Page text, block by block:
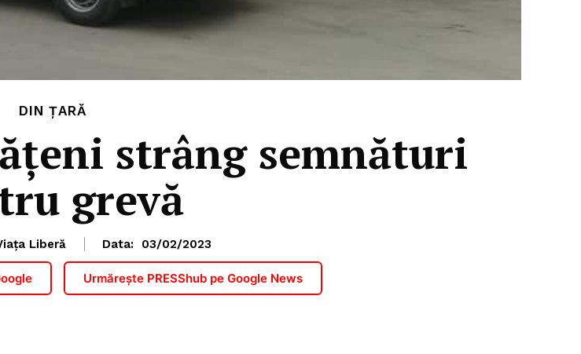
DIN ȚARĂ
strâng semnături
grevă
Liberă Data: 03/02/2023
Urmărește PRESShub pe Google News